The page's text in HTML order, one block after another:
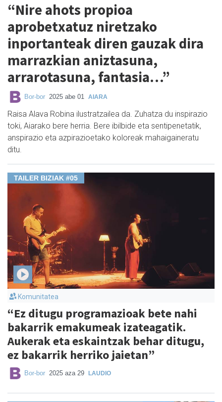
“Nire ahots propioa
aprobetxatuz niretzako
inportanteak diren gauzak dira
marrazkian aniztasuna,
arrarotasuna, fantasia…”
Bor-bor 2025 abe 01 AIARA
Raisa Alava Robina ilustratzailea da. Zuhatza du inspirazio
toki, Aiarako bere herria. Bere ibilbide eta sentipenetatik,
anspirazio eta azpirazioetako koloreak mahaigaineratu
ditu.
TAILER BIZIAK #05
Komunitatea
“Ez ditugu programazioak bete nahi
bakarrik emakumeak izateagatik.
Aukerak eta eskaintzak behar ditugu,
ez bakarrik herriko jaietan”
Bor-bor 2025 aza 29 LAUDIO